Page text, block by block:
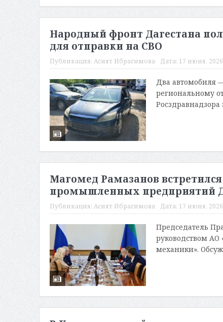
Народный фронт Дагестана
для отправки на СВО
Публикация: Асият Ибрагимова Дата: 17 июня, 2026
Два автомобиля
региональному
Магомед Рамазанов
промышленных предприятий
Публикация: Асият Ибрагимова Дата: 17 июня, 2026
Председатель
руководством АО
механики».